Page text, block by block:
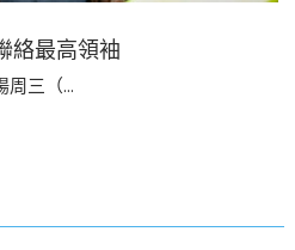
絡最高領袖
周三（...